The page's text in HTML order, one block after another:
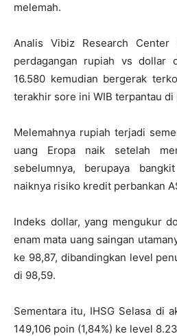
melemah.
Analis Vibiz Research
perdagangan rupiah vs dollar
16.580 kemudian bergerak
terakhir sore ini WIB terpantau di
Melemahnya rupiah terjadi
uang Eropa naik setelah
sebelumnya, berupaya
naiknya risiko kredit perbankan
Indeks dollar, yang mengukur
enam mata uang saingan
ke 98,87, dibandingkan level
di 98,59.
Sementara itu, IHSG Selasa di
149,106 poin (1,84%) ke level